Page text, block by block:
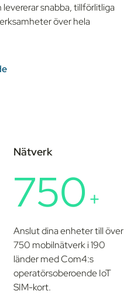
snabba, tillförlitliga
över hela
Nätverk
750+
Anslut dina enheter till över
750 mobilnätverk i 190
länder med Com4:s
operatörsoberoende IoT
SIM-kort.